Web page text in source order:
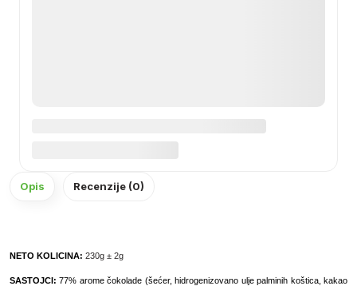
Opis Recenzije (0)
NETO KOLICINA: 230g ± 2g
SASTOJCI:77% arome čokolade (šećer, hidrogenizovano ulje palminih koštica, kakao